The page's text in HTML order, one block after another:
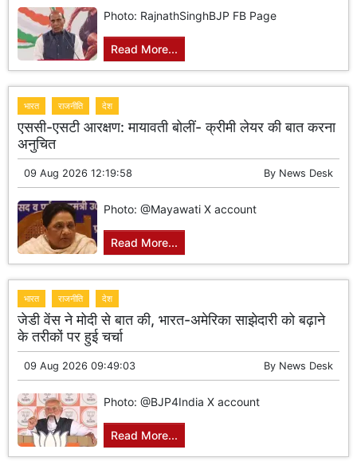
Photo: RajnathSinghBJP FB Page
Read More...
भारत राजनीति देश
एससी-एसटी आरक्षण: मायावती बोलीं- क्रीमी लेयर की बात करना
अनुचित
09 Aug 2026 12:19:58 By News Desk
Photo: @Mayawati X account
Read More...
भारत राजनीति देश
जेडी वेंस ने मोदी से बात की, भारत-अमेरिका साझेदारी को बढ़ाने
के तरीकों पर हुई चर्चा
09 Aug 2026 09:49:03 By News Desk
Photo: @BJP4India X account
Read More...